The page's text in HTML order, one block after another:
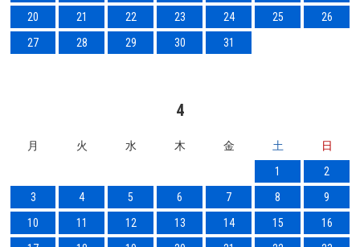
20
21 22 23 24 25
26
27
28 29 30 31
4
月 火 水 木 金 土
日
1
2
3
4 5 6 7 8
9
10
11 12 13 14 15
16